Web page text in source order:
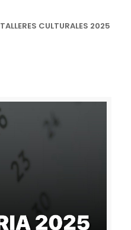
CULTURALES 2025